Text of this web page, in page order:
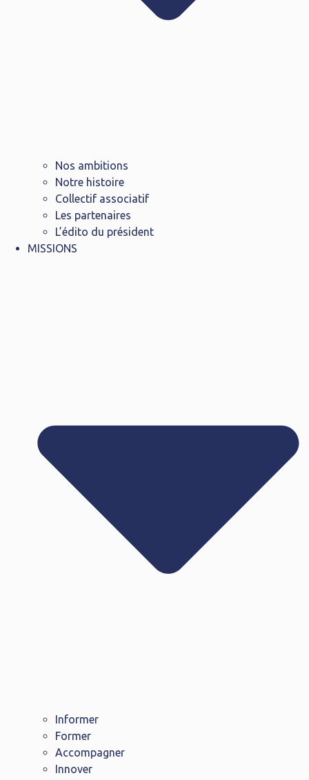
Nos ambitions
Notre histoire
Collectif associatif
Les partenaires
L’édito du président
MISSIONS
Informer
Former
Accompagner
Innover